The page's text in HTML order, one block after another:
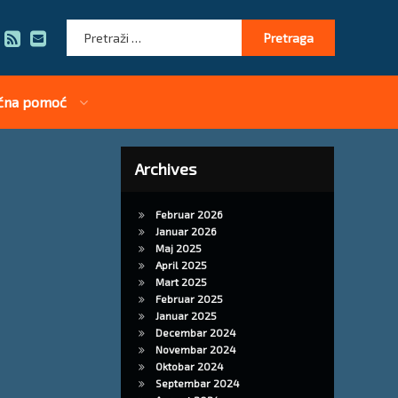
RSSE-mail
Pretraga:
pomoć
Archives
Februar 2026
Januar 2026
Maj 2025
April 2025
Mart 2025
Februar 2025
Januar 2025
Decembar 2024
Novembar 2024
Oktobar 2024
Septembar 2024